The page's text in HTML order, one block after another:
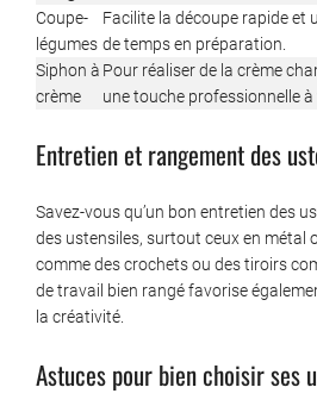
Coupe-
légumes
Facilite la découpe rapide et
de temps en préparation.
Siphon à
crème
Pour réaliser de la crème
une touche professionnelle
Entretien et rangement des
Savez-vous qu’un bon entretien des
des ustensiles, surtout ceux en métal
comme des crochets ou des tiroirs
de travail bien rangé favorise
la créativité.
Astuces pour bien choisir ses